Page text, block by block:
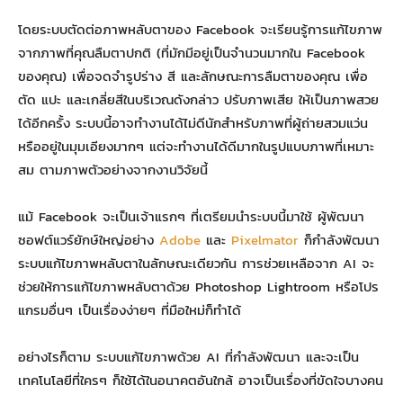
โดยระบบตัดต่อภาพหลับตาของ Facebook จะเรียนรู้การแก้ไขภาพ
จากภาพที่คุณลืมตาปกติ (ที่มักมีอยู่เป็นจำนวนมากใน Facebook
ของคุณ) เพื่อจดจำรูปร่าง สี และลักษณะการลืมตาของคุณ เพื่อ
ตัด แปะ และเกลี่ยสีในบริเวณดังกล่าว ปรับภาพเสีย ให้เป็นภาพสวย
ได้อีกครั้ง ระบบนี้อาจทำงานได้ไม่ดีนักสำหรับภาพที่ผู้ถ่ายสวมแว่น
หรืออยู่ในมุมเอียงมากๆ แต่จะทำงานได้ดีมากในรูปแบบภาพที่เหมาะ
สม ตามภาพตัวอย่างจากงานวิจัยนี้
แม้ Facebook จะเป็นเจ้าแรกๆ ที่เตรียมนำระบบนี้มาใช้ ผู้พัฒนา
ซอฟต์แวร์ยักษ์ใหญ่อย่าง Adobe และ Pixelmator ก็กำลังพัฒนา
ระบบแก้ไขภาพหลับตาในลักษณะเดียวกัน การช่วยเหลือจาก AI จะ
ช่วยให้การแก้ไขภาพหลับตาด้วย Photoshop Lightroom หรือโปร
แกรมอื่นๆ เป็นเรื่องง่ายๆ ที่มือใหม่ก็ทำได้
อย่างไรก็ตาม ระบบแก้ไขภาพด้วย AI ที่กำลังพัฒนา และจะเป็น
เทคโนโลยีที่ใครๆ ก็ใช้ได้ในอนาคตอันใกล้ อาจเป็นเรื่องที่ขัดใจบางคน